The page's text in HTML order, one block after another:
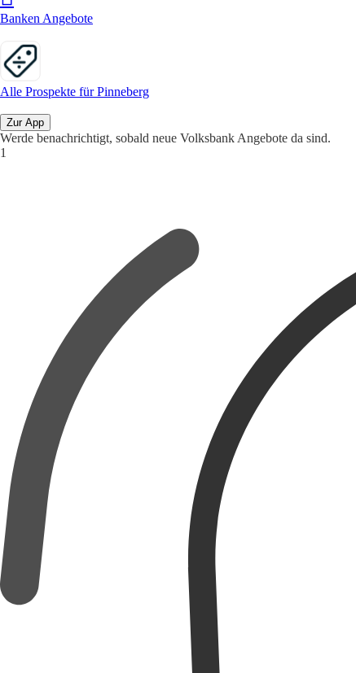
Banken Angebote
Alle Prospekte für Pinneberg
Zur App
Werde benachrichtigt, sobald neue Volksbank Angebote da sind.